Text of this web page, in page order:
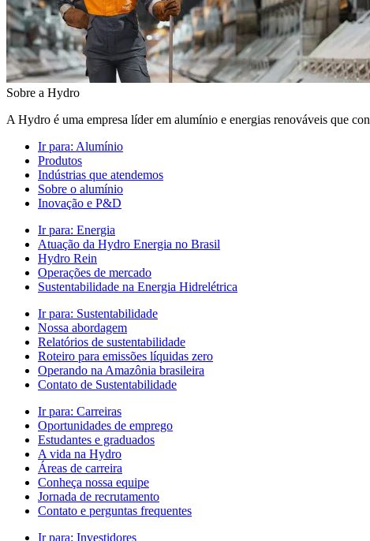
Sobre a Hydro
A Hydro é uma empresa líder em alumínio e energias renováveis que
Ir para: Alumínio
Produtos
Indústrias que atendemos
Sobre o alumínio
Inovação e P&D
Ir para: Energia
Atuação da Hydro Energia no Brasil
Hydro Rein
Operações de mercado
Sustentabilidade na Energia Hidrelétrica
Ir para: Sustentabilidade
Nossa abordagem
Relatórios de sustentabilidade
Roteiro para emissões líquidas zero
Operando na Amazônia brasileira
Contato de Sustentabilidade
Ir para: Carreiras
Oportunidades de emprego
Estudantes e graduados
A vida na Hydro
Áreas de carreira
Conheça nossa equipe
Jornada de recrutamento
Contato e perguntas frequentes
Ir para: Investidores